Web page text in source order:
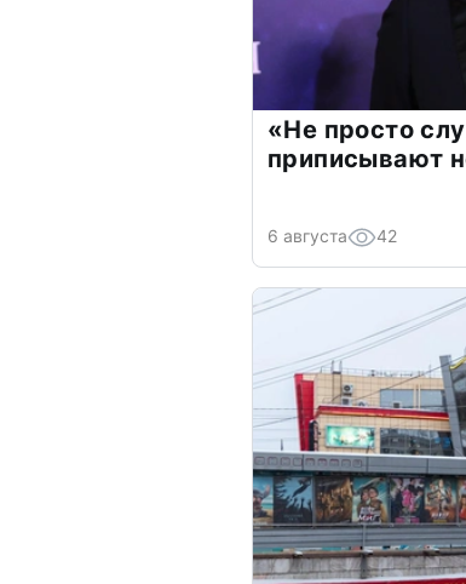
«Не просто
приписывают
6 августа 42